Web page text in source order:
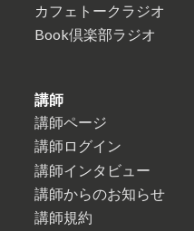
カフェトークラジオ
Book倶楽部ラジオ
講師
講師ページ
講師ログイン
講師インタビュー
講師からのお知らせ
講師規約